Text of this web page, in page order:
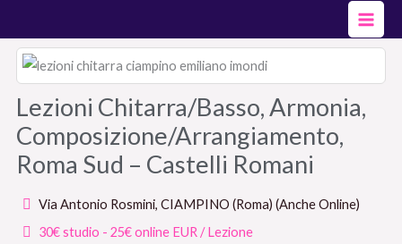
al
contenuto
Lezioni Chitarra/Basso, Armonia,
Composizione/Arrangiamento,
Roma Sud – Castelli Romani
Via Antonio Rosmini, CIAMPINO (Roma) (Anche Online)
30€ studio - 25€ online EUR / Lezione